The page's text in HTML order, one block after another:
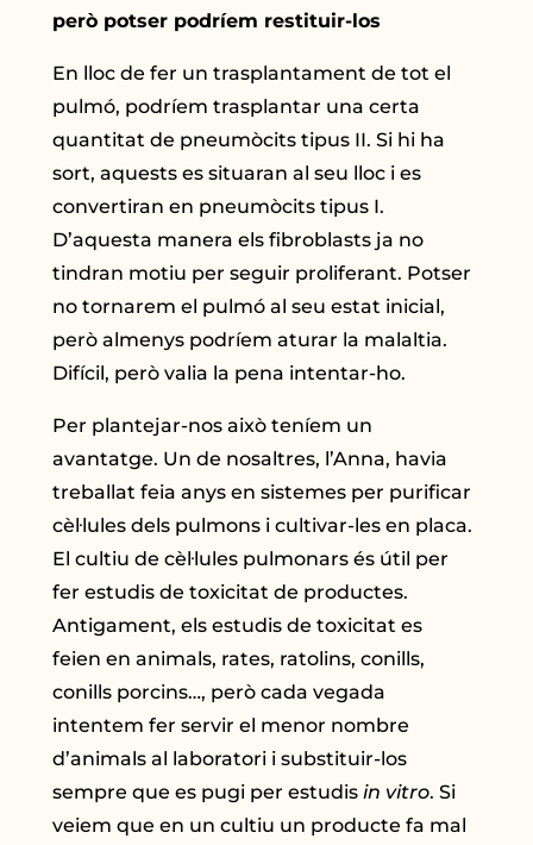
però potser podríem restituir-los
En lloc de fer un trasplantament de tot el
pulmó, podríem trasplantar una certa
quantitat de pneumòcits tipus II. Si hi ha
sort, aquests es situaran al seu lloc i es
convertiran en pneumòcits tipus I.
D’aquesta manera els fibroblasts ja no
tindran motiu per seguir proliferant. Potser
no tornarem el pulmó al seu estat inicial,
però almenys podríem aturar la malaltia.
Difícil, però valia la pena intentar-ho.
Per plantejar-nos això teníem un
avantatge. Un de nosaltres, l’Anna, havia
treballat feia anys en sistemes per purificar
cèl·lules dels pulmons i cultivar-les en placa.
El cultiu de cèl·lules pulmonars és útil per
fer estudis de toxicitat de productes.
Antigament, els estudis de toxicitat es
feien en animals, rates, ratolins, conills,
conills porcins…, però cada vegada
intentem fer servir el menor nombre
d’animals al laboratori i substituir-los
sempre que es pugi per estudis in vitro. Si
veiem que en un cultiu un producte fa mal